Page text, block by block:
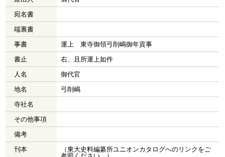
宛名書
端裏書
事書
運上 東寺御領弓削嶋御年貢事
書止
右、且所運上如件
人名
御代官
地名
弓削嶋
寺社名
その他事項
備考
刊本
（東大史料編纂所ユニオンカタログへのリンクをご